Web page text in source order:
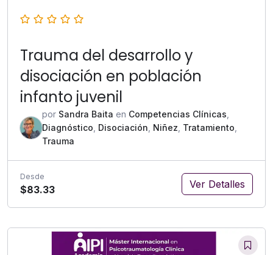
Trauma del desarrollo y
disociación en población
infanto juvenil
por Sandra Baita en Competencias Clínicas
Diagnóstico Disociación Niñez Tratamiento
Trauma
Desde
$83.33 Ver Detalles